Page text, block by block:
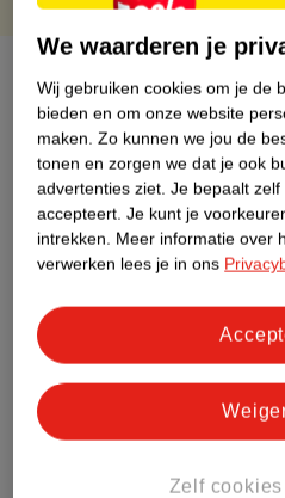
Over dit product
Productinformatie
Etiketinformatie
Nature Impact Score
Dit product
Impact
We waarderen je
Wij gebruiken cookies om je de
bieden en om onze website
maken. Zo kunnen we jou de
tonen en zorgen we dat je ook
advertenties ziet. Je bepaalt zelf
accepteert. Je kunt je
intrekken. Meer informatie over
verwerken lees je in ons
Zelf